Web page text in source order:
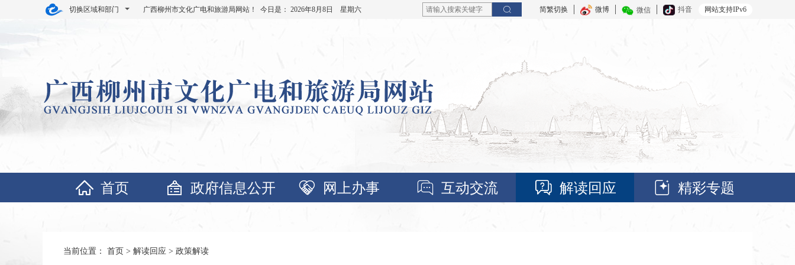
切换区域和部门 网站支持IPv6
简繁切换 微博 微信 抖音
广西柳州市文化广电和旅游局网站！ 今日是： 2026年8月8日 星期六
首页 政府信息公开 网上办事 互动交流 解读回应 精彩专题
当前位置： 首页 > 解读回应 > 政策解读